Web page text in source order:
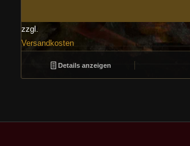
zzgl.
Versandkosten
Details anzeigen